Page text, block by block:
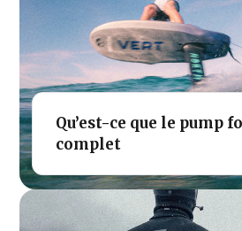
Qu’est-ce que le pump
complet